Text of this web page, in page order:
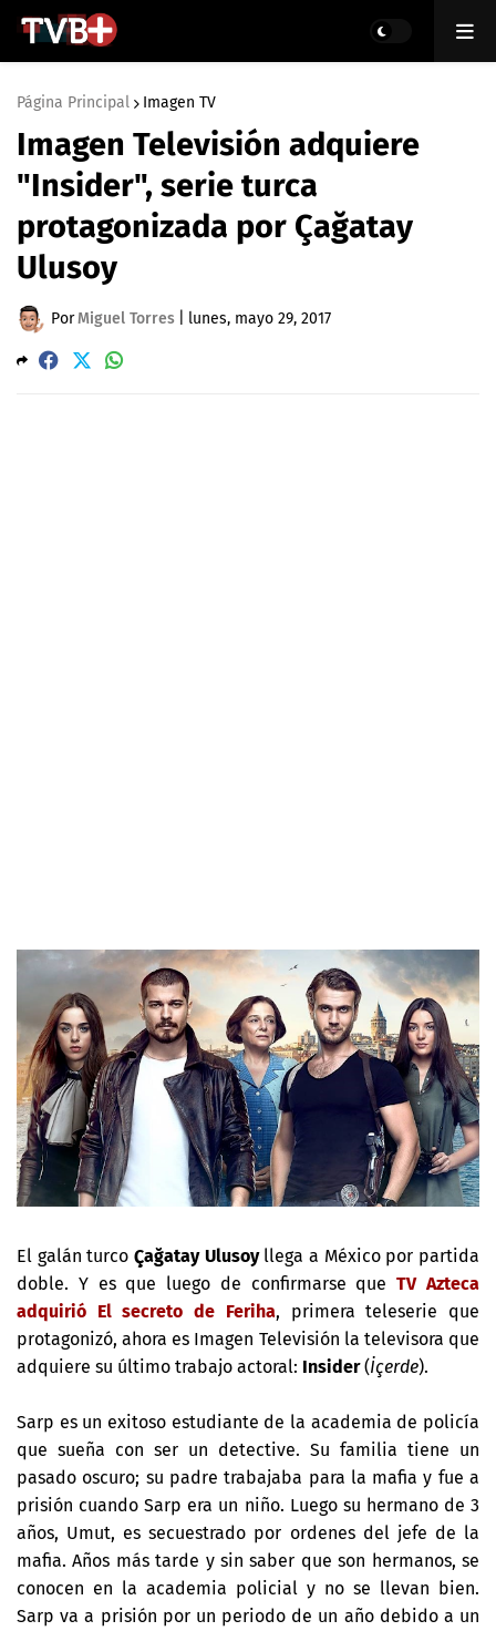
Página Principal Imagen TV
Imagen Televisión adquiere
"Insider", serie turca
protagonizada por Çağatay
Ulusoy
PorMiguel Torres lunes, mayo 29, 2017
El galán turco Çağatay Ulusoyllega a México por partida
doble. Y es que luego de confirmarse queTV Azteca
adquirió El secreto de Feriha, primera teleserie que
protagonizó, ahora es Imagen Televisión la televisora que
adquiere su último trabajo actoral: Insider(İçerde).
Sarp es un exitoso estudiante de la academia de policía
que sueña con ser un detective. Su familia tiene un
pasado oscuro; su padre trabajaba para la mafia y fue a
prisión cuando Sarp era un niño. Luego su hermano de 3
años, Umut, es secuestrado por ordenes del jefe de la
mafia. Años más tarde y sin saber que son hermanos, se
conocen en la academia policial y no se llevan bien.
Sarp va a prisión por un periodo de un año debido a un